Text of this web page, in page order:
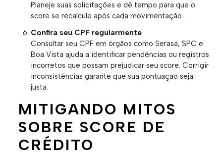
Planeje suas solicitações e dê tempo para que o
score se recalcule após cada movimentação.
Confira seu CPF regularmente
Consultar seu CPF em órgãos como Serasa, SPC e
Boa Vista ajuda a identificar pendências ou registros
incorretos que possam prejudicar seu score. Corrigir
inconsistências garante que sua pontuação seja
justa.
MITIGANDO MITOS
SOBRE SCORE DE
CRÉDITO